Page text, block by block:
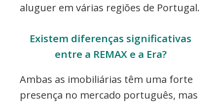
aluguer em várias regiões de Portugal.
Existem diferenças significativas
entre a REMAX e a Era?
Ambas as imobiliárias têm uma forte
presença no mercado português, mas